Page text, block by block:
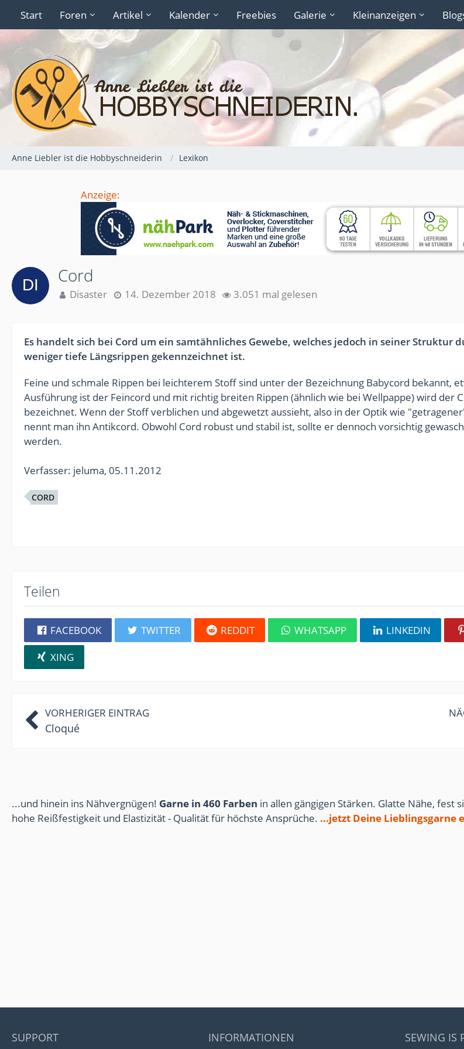
Start Foren Artikel Kalender Freebies Galerie Kleinanzeigen
Anne Liebler ist die Hobbyschneiderin Lexikon
Anzeige:
Cord
Disaster 14. Dezember 2018 3.051 mal gelesen
Es handelt sich bei Cord um ein samtähnliches Gewebe, welches jedoch in seiner Struktur
weniger tiefe Längsrippen gekennzeichnet ist.
Feine und schmale Rippen bei leichterem Stoff sind unter der Bezeichnung Babycord bekannt,
Ausführung ist der Feincord und mit richtig breiten Rippen (ähnlich wie bei Wellpappe) wird der
bezeichnet. Wenn der Stoff verblichen und abgewetzt aussieht, also in der Optik wie
nennt man ihn Antikcord. Obwohl Cord robust und stabil ist, sollte er dennoch vorsichtig
werden.
Verfasser: jeluma, 05.11.2012
CORD
Teilen
FACEBOOK TWITTER REDDIT WHATSAPP LINKEDIN
XING
VORHERIGER EINTRAG
Cloqué
...und hinein ins Nähvergnügen! Garne in 460 Farben in allen gängigen Stärken. Glatte Nähe, fest
hohe Reißfestigkeit und Elastizität - Qualität für höchste Ansprüche. ...jetzt Deine Lieblingsgarne
SUPPORT INFORMATIONEN SEWING IS